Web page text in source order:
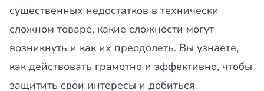
существенных недостатков в технически
сложном товаре, какие сложности могут
возникнуть и как их преодолеть. Вы узнаете,
как действовать грамотно и эффективно, чтобы
защитить свои интересы и добиться